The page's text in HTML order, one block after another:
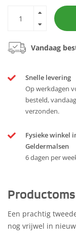
Vandaag
Snelle levering
Op werkdagen
besteld, vandaag
verzonden.
Fysieke winkel
Geldermalsen
6 dagen per
Een prachtig
nog vrijwel in